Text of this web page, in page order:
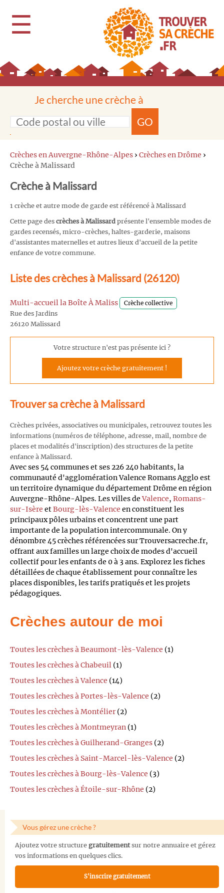
☰
Je cherche une crèche à
GO
Crèches en Auvergne-Rhône-Alpes › Crèches en Drôme ›
Crèche à Malissard
Crèche à Malissard
1 crèche et autre mode de garde est référencé à Malissard
Cette page des crèches à Malissard présente l'ensemble modes de
gardes recensés, micro-crèches, haltes-garderie, maisons
d'assistantes maternelles et autres lieux d'accueil de la petite
enfance de votre commune.
Liste des crèches à Malissard (26120)
Multi-accueil la Boîte À Maliss Crèche collective
Rue des Jardins
26120 Malissard
Votre structure n'est pas présente ici ?
Ajoutez votre crèche gratuitement !
Trouver sa crèche à Malissard
Crèches privées, associatives ou municipales, retrouvez toutes les
informations (numéros de téléphone, adresse, mail, nombre de
places et modalités d'inscription) des structures de la petite
enfance à Malissard.
Avec ses 54 communes et ses 226 240 habitants, la
communauté d'agglomération Valence Romans Agglo est
un territoire dynamique du département Drôme en région
Auvergne-Rhône-Alpes. Les villes deValence, Romans-
sur-Isère etBourg-lès-Valence en constituent les
principaux pôles urbains et concentrent une part
importante de la population intercommunale. On y
dénombre 45 crèches référencées sur Trouversacreche.fr,
offrant aux familles un large choix de modes d'accueil
collectif pour les enfants de 0 à 3 ans. Explorez les fiches
détaillées de chaque établissement pour connaître les
places disponibles, les tarifs pratiqués et les projets
pédagogiques.
Crèches autour de moi
Toutes les crèches à Beaumont-lès-Valence (1)
Toutes les crèches à Chabeuil (1)
Toutes les crèches à Valence (14)
Toutes les crèches à Portes-lès-Valence (2)
Toutes les crèches à Montélier (2)
Toutes les crèches à Montmeyran (1)
Toutes les crèches à Guilherand-Granges (2)
Toutes les crèches à Saint-Marcel-lès-Valence (2)
Toutes les crèches à Bourg-lès-Valence (3)
Toutes les crèches à Étoile-sur-Rhône (2)
Vous gérez une crèche ?
Ajoutez votre structure gratuitementsur notre annuaire et gérez
vos informations en quelques clics.
S'inscrire gratuitement